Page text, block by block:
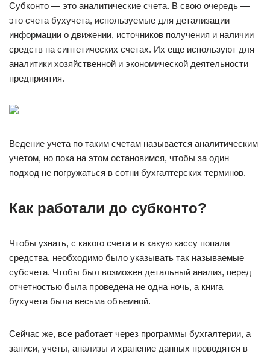
Субконто — это аналитические счета. В свою очередь —
это счета бухучета, используемые для детализации
информации о движении, источников получения и наличии
средств на синтетических счетах. Их еще используют для
аналитики хозяйственной и экономической деятельности
предприятия.
Ведение учета по таким счетам называется аналитическим
учетом, но пока на этом остановимся, чтобы за один
подход не погружаться в сотни бухгалтерских терминов.
Как работали до субконто?
Чтобы узнать, с какого счета и в какую кассу попали
средства, необходимо было указывать так называемые
субсчета. Чтобы был возможен детальный анализ, перед
отчетностью была проведена не одна ночь, а книга
бухучета была весьма объемной.
Сейчас же, все работает через программы бухгалтерии, а
записи, учеты, анализы и хранение данных проводятся в